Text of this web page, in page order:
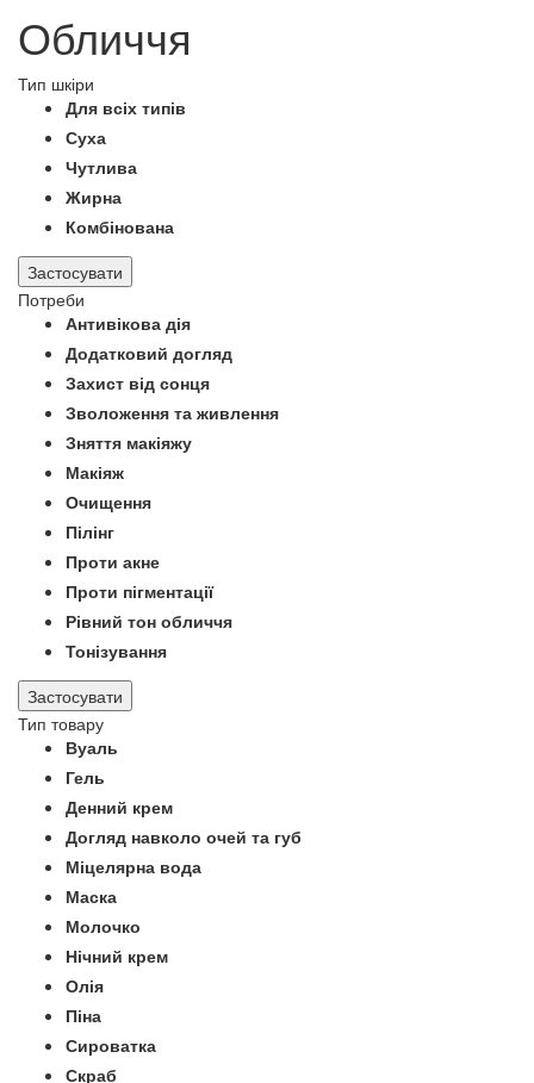
Обличчя
Тип шкіри
Для всіх типів
Суха
Чутлива
Жирна
Комбінована
Застосувати
Потреби
Антивікова дія
Додатковий догляд
Захист від сонця
Зволоження та живлення
Зняття макіяжу
Макіяж
Очищення
Пілінг
Проти акне
Проти пігментації
Рівний тон обличчя
Тонізування
Застосувати
Тип товару
Вуаль
Гель
Денний крем
Догляд навколо очей та губ
Міцелярна вода
Маска
Молочко
Нічний крем
Олія
Піна
Сироватка
Скраб